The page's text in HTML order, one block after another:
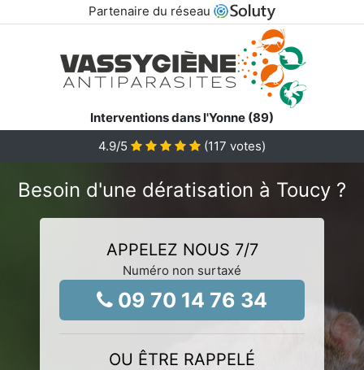
Partenaire du réseau
Interventions dans l'Yonne (89)
4.9/5 (117 votes)
Besoin d'une dératisation à Toucy ?
APPELEZ NOUS 7/7
Numéro non surtaxé
09 70 14 76 34
OU ÊTRE RAPPELÉ